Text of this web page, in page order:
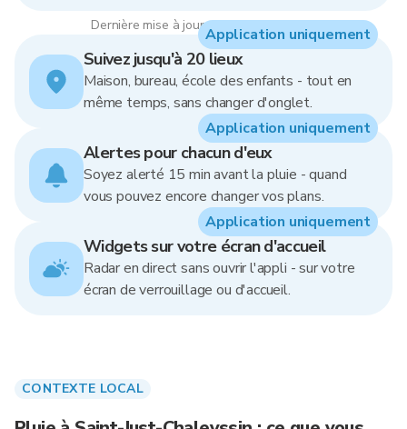
Dernière mise à jour : 21:00, 7 Aug 2026
Suivez jusqu'à 20 lieux
Maison, bureau, école des enfants - tout en
même temps, sans changer d'onglet.
Application uniquement
Alertes pour chacun d'eux
Soyez alerté 15 min avant la pluie - quand
vous pouvez encore changer vos plans.
Application uniquement
Widgets sur votre écran d'accueil
Radar en direct sans ouvrir l'appli - sur votre
écran de verrouillage ou d'accueil.
Application uniquement
CONTEXTE LOCAL